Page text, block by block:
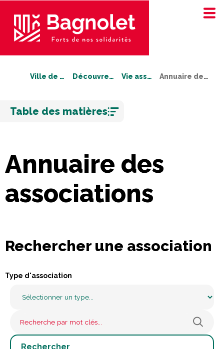
Ville de Bagnolet Découvrez Bagnolet Vie associative Annuaire des associations
Annuaire des
associations
Rechercher une association
Type d'association
Table des matières